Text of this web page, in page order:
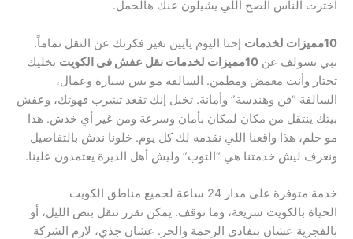
اخترت الناس الصح اللي يشيلون عنك هالحمل.
10مميزات لخدمات
إحنا اليوم يايين نغير فكرتك عن النقل تماماً.
نبي نسولف عن 10مميزات لخدمات نقل عفش فى الكويت
تخليك
تختار وأنت مغمض ومطمن. السالفة مو بس سيارة وعمال،
السالفة “فن وهندسة” وأمانة. تخيل إنك تقعد تشرب قهوتك، وعفش
بيتك ينتقل من مكان لمكان بأمان وسرعة ومن غير أي خدش. هذا
مو حلم، هذا واقعنا اللي نقدمه لك كل يوم. خلونا ندش بالتفاصيل
ونعرف ليش خدمتنا هي “التوب” وليش أهل الديرة يعتمدون علينا.
خدمة متوفرة على مدار 24 ساعة لجميع مناطق الكويت
الحياة بالكويت سريعة، وما توقف. يمكن تقرر تنقل بنص الليل، أو
بالفجرية عشان تتفادى الزحمة والحر. عشان جذي، لازم الشركة